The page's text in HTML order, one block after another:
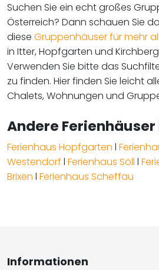
Suchen Sie ein echt großes
Österreich? Dann schauen Sie
diese Gruppenhäuser für mehr
in Itter, Hopfgarten und
Verwenden Sie bitte das
zu finden. Hier finden Sie leicht
Chalets, Wohnungen und
Andere
Ferienhaus Hopfgarten l
Westendorf l Ferienhaus Söll l
Brixen l Ferienhaus Scheffau
Informationen